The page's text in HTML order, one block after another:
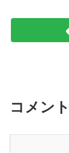
コメント